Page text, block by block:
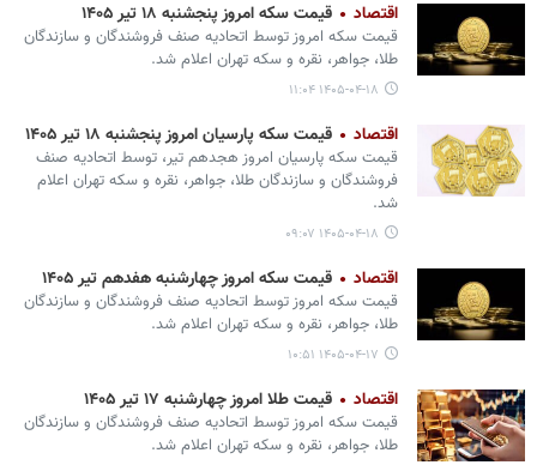
اقتصاد قیمت سکه امروز پنجشنبه ۱۸ تیر ۱۴۰۵
قیمت سکه امروز توسط اتحادیه صنف فروشندگان و سازندگان
طلا، جواهر، نقره و سکه تهران اعلام شد.
۱۴۰۵-۰۴-۱۸ ۱۱:۰۴
اقتصاد قیمت سکه پارسیان امروز پنجشنبه ۱۸ تیر ۱۴۰۵
قیمت سکه پارسیان امروز هجدهم تیر، توسط اتحادیه صنف
فروشندگان و سازندگان طلا، جواهر، نقره و سکه تهران اعلام
شد.
۱۴۰۵-۰۴-۱۸ ۰۹:۰۷
اقتصاد قیمت سکه امروز چهارشنبه هفدهم تیر ۱۴۰۵
قیمت سکه امروز توسط اتحادیه صنف فروشندگان و سازندگان
طلا، جواهر، نقره و سکه تهران اعلام شد.
۱۴۰۵-۰۴-۱۷ ۱۰:۵۱
اقتصاد قیمت طلا امروز چهارشنبه ۱۷ تیر ۱۴۰۵
قیمت سکه امروز توسط اتحادیه صنف فروشندگان و سازندگان
طلا، جواهر، نقره و سکه تهران اعلام شد.